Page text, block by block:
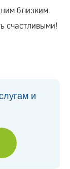
близким.
счастливыми!
и